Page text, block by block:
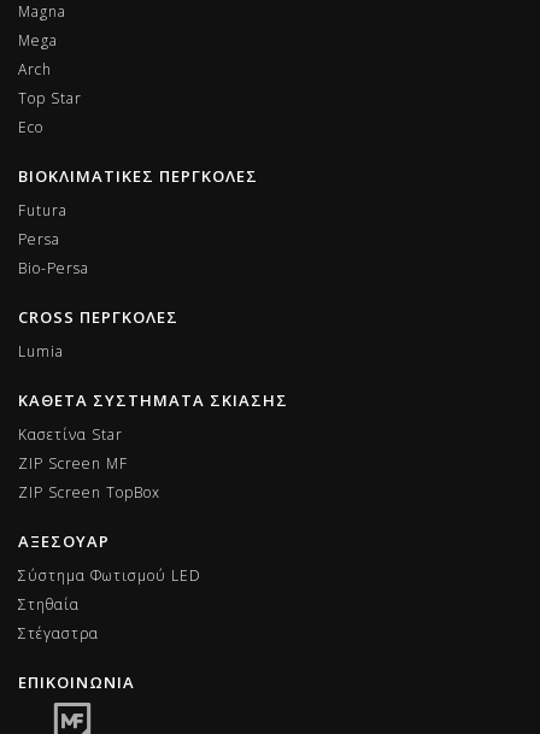
Magna
Mega
Arch
Top Star
Eco
ΒΙΟΚΛΙΜΑΤΙΚΕΣ ΠΕΡΓΚΟΛΕΣ
Futura
Persa
Bio-Persa
CROSS ΠΕΡΓΚΟΛΕΣ
Lumia
ΚΑΘΕΤΑ ΣΥΣΤΗΜΑΤΑ ΣΚΙΑΣΗΣ
Κασετίνα Star
ZIP Screen MF
ΖIP Screen TopBox
ΑΞΕΣΟΥΑΡ
Σύστημα Φωτισμού LED
Στηθαία
Στέγαστρα
ΕΠΙΚΟΙΝΩΝΙΑ